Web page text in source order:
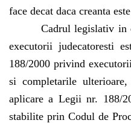
face decat daca creanta
Cadrul legislativ in
executorii judecatoresti
188/2000 privind
si completarile
aplicare a Legii nr. 188/
stabilite prin Codul de